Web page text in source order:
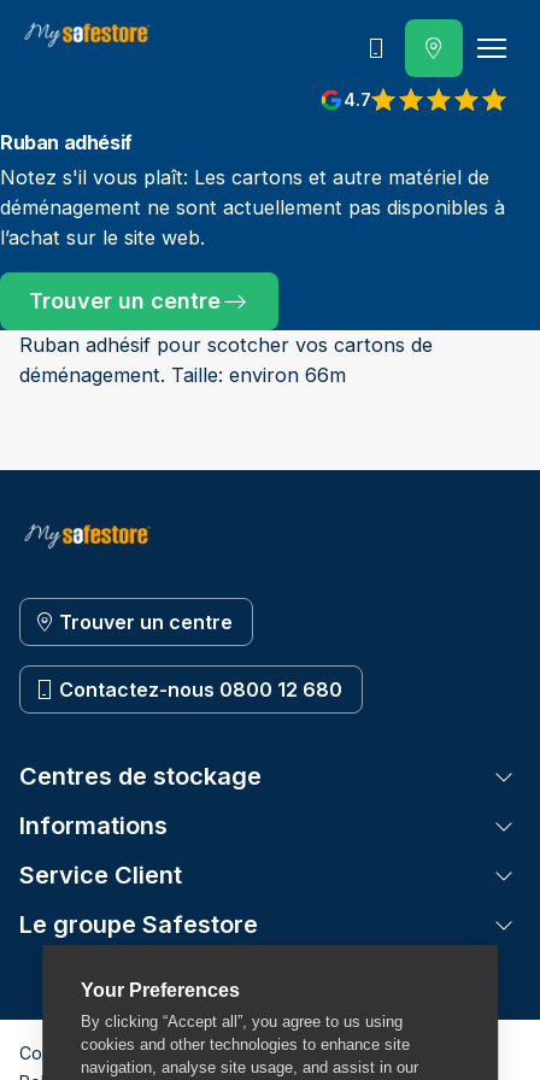
Your Preferences
By clicking “Accept all”, you agree to us using
cookies and other technologies to enhance site
navigation, analyse site usage, and assist in our
4.7
Contactez-nous
Ruban adhésif
Notez s'il vous plaît: Les cartons et autre matériel de
déménagement ne sont actuellement pas disponibles à
l’achat sur le site web.
Trouver un centre
Ruban adhésif pour scotcher vos cartons de
déménagement. Taille: environ 66m
Trouver un centre
Contactez-nous 0800 12 680
Centres de stockage
Informations
Service Client
Le groupe Safestore
Conditions Générales